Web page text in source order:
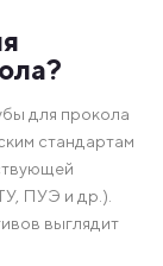
для прокола
стандартам
ПУЭ и др.).
выглядит